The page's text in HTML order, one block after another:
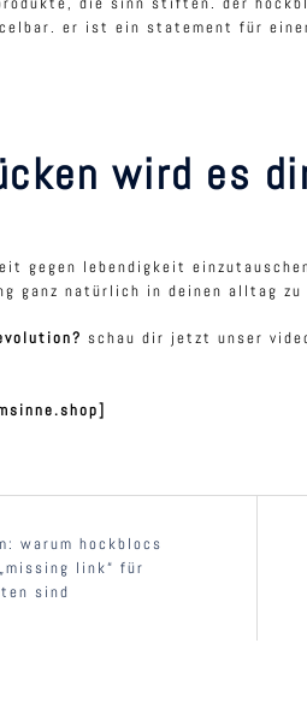
er ist ein statement für
wird es
gegen lebendigkeit
ganz natürlich in deinen alltag
schau dir jetzt unser
warum hockblocs
link“ für
sind